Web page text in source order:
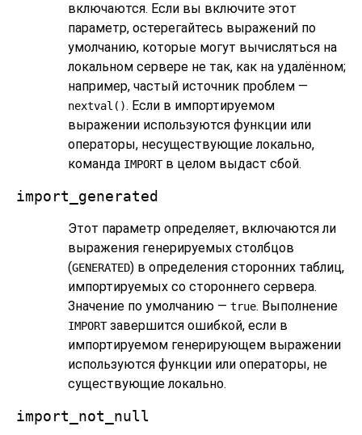
включаются. Если вы включите этот
параметр, остерегайтесь выражений по
умолчанию, которые могут вычисляться на
локальном сервере не так, как на удалённом;
например, частый источник проблем —
nextval(). Если в импортируемом
выражении используются функции или
операторы, несуществующие локально,
команда IMPORTв целом выдаст сбой.
import_generated
Этот параметр определяет, включаются ли
выражения генерируемых столбцов
(GENERATED) в определения сторонних таблиц,
импортируемых со стороннего сервера.
Значение по умолчанию — true. Выполнение
IMPORTзавершится ошибкой, если в
импортируемом генерирующем выражении
используются функции или операторы, не
существующие локально.
import_not_null